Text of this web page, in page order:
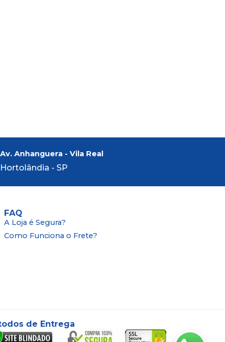
Av. Anhanguera - Vila Real
Hortolândia - SP
FAQ
A Loja é Segura?
Como Funciona o Frete?
de Entrega